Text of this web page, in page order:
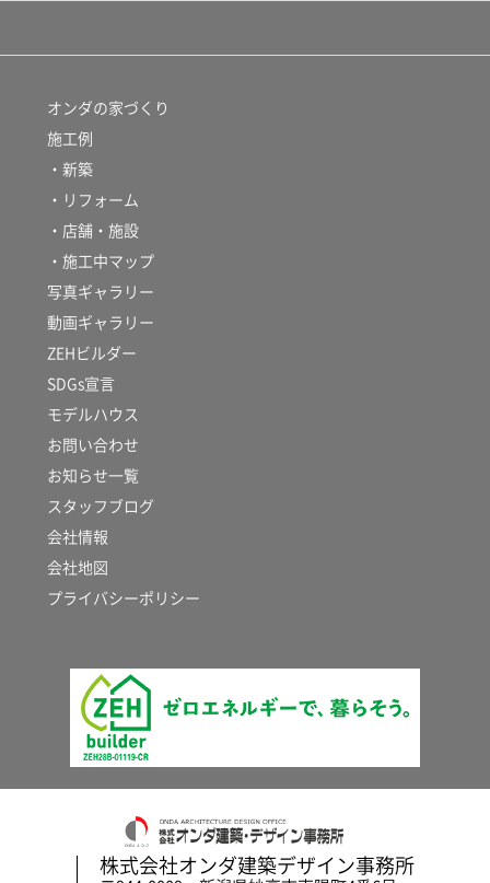
オンダの家づくり
施工例
・新築
・リフォーム
・店舗・施設
・施工中マップ
写真ギャラリー
動画ギャラリー
ZEHビルダー
SDGs宣言
モデルハウス
お問い合わせ
お知らせ一覧
スタッフブログ
会社情報
会社地図
プライバシーポリシー
株式会社オンダ建築デザイン事務所